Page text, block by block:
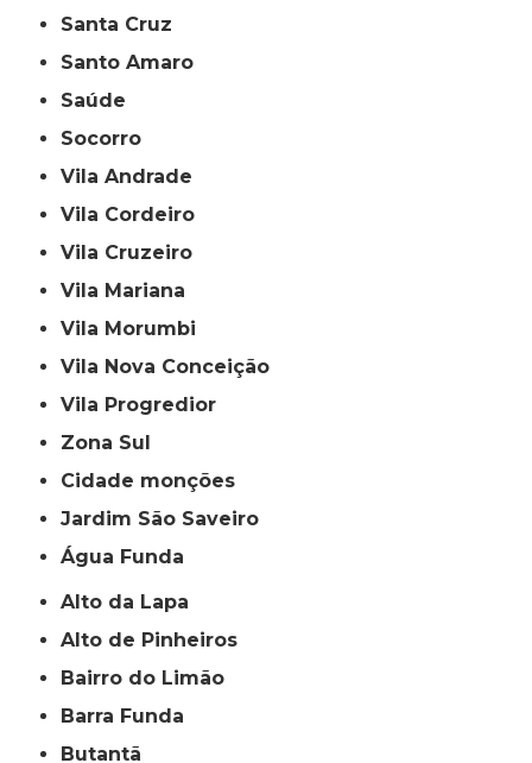
Santa Cruz
Santo Amaro
Saúde
Socorro
Vila Andrade
Vila Cordeiro
Vila Cruzeiro
Vila Mariana
Vila Morumbi
Vila Nova Conceição
Vila Progredior
Zona Sul
cidade monções
jardim São Saveiro
Água Funda
Alto da Lapa
Alto de Pinheiros
Bairro do Limão
Barra Funda
Butantã